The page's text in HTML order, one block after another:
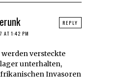
AT 1:42 PM
versteckte
unterhalten,
Invasoren
REPLY